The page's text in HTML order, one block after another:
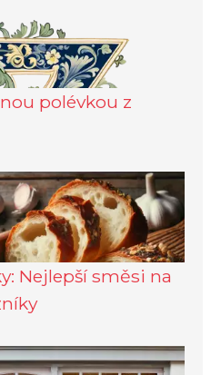
polévkou z
Nejlepší směsi na